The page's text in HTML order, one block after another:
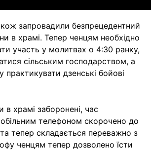
запровадили безпрецедентний
в храмі. Тепер ченцям необхідно
участь у молитвах о 4:30 ранку,
сільським господарством, а
практикувати дзенські бойові
в храмі заборонені, час
телефоном скорочено до
тепер складається переважно з
ченцям тепер дозволено їсти